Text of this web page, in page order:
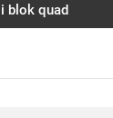
blok quad